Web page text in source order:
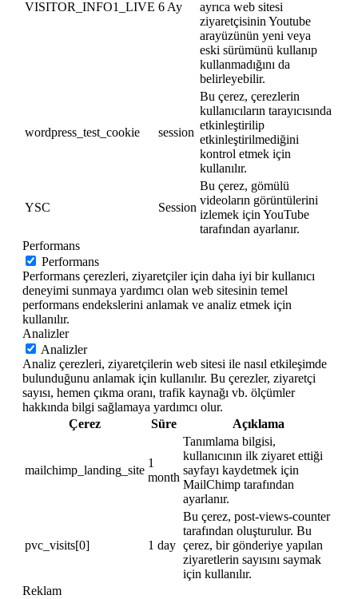
VISITOR_INFO1_LIVE 6 Ay
ayrıca web sitesi
ziyaretçisinin Youtube
arayüzünün yeni veya
eski sürümünü kullanıp
kullanmadığını da
belirleyebilir.
wordpress_test_cookie session
Bu çerez, çerezlerin
kullanıcıların tarayıcısında
etkinleştirilip
etkinleştirilmediğini
kontrol etmek için
kullanılır.
YSC Session
Bu çerez, gömülü
videoların görüntülerini
izlemek için YouTube
tarafından ayarlanır.
Performans
Performans
Performans çerezleri, ziyaretçiler için daha iyi bir kullanıcı
deneyimi sunmaya yardımcı olan web sitesinin temel
performans endekslerini anlamak ve analiz etmek için
kullanılır.
Analizler
Analizler
Analiz çerezleri, ziyaretçilerin web sitesi ile nasıl etkileşimde
bulunduğunu anlamak için kullanılır. Bu çerezler, ziyaretçi
sayısı, hemen çıkma oranı, trafik kaynağı vb. ölçümler
hakkında bilgi sağlamaya yardımcı olur.
Çerez
Süre Açıklama
mailchimp_landing_site
1
month
Tanımlama bilgisi,
kullanıcının ilk ziyaret ettiği
sayfayı kaydetmek için
MailChimp tarafından
ayarlanır.
pvc_visits[0] 1 day
Bu çerez, post-views-counter
tarafından oluşturulur. Bu
çerez, bir gönderiye yapılan
ziyaretlerin sayısını saymak
için kullanılır.
Reklam